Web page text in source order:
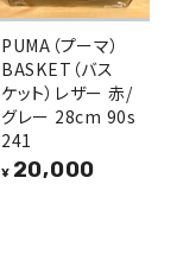
PUMA（プーマ）
BASKET（バス
ケット）レザー 赤/
グレー 28cm 90s
241
¥ 20,000